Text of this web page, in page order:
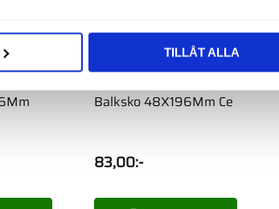
TILLÅT ALLA
Balksko 48X196Mm Ce
83,00:-